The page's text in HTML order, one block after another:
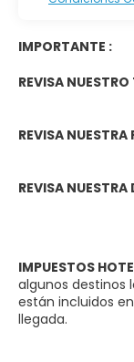
IMPORTANTE :
REVISA NUESTRO
REVISA NUESTRA
REVISA NUESTRA
IMPUESTOS
algunos destinos
están incluidos
llegada.